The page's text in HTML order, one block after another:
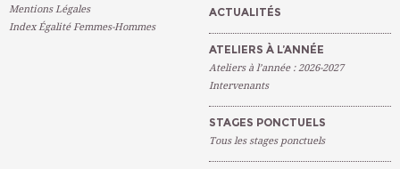
Mentions Légales
Index Égalité Femmes-Hommes
ACTUALITÉS
ATELIERS À L’ANNÉE
Ateliers à l’année : 2026-2027
Intervenants
STAGES PONCTUELS
Tous les stages ponctuels